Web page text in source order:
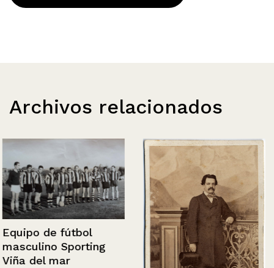
Archivos relacionados
Equipo de fútbol
masculino Sporting
Viña del mar